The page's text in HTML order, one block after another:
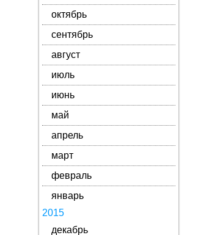
октябрь
сентябрь
август
июль
июнь
май
апрель
март
февраль
январь
2015
декабрь